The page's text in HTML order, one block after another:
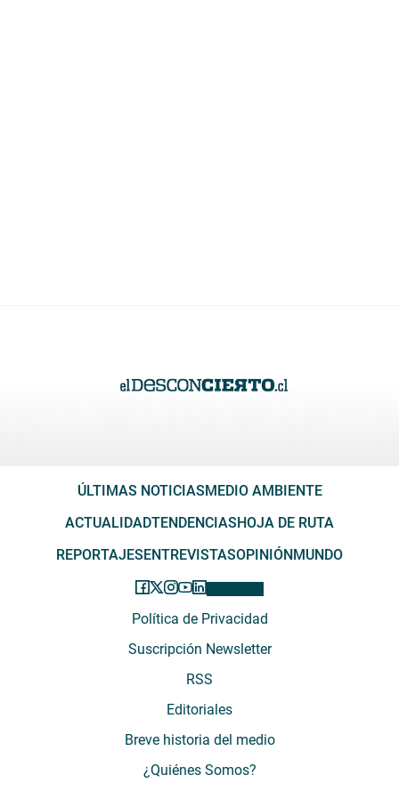
ÚLTIMAS NOTICIASMEDIO AMBIENTE
ACTUALIDADTENDENCIASHOJA DE RUTA
REPORTAJESENTREVISTASOPINIÓNMUNDO
Política de Privacidad
Suscripción Newsletter
RSS
Editoriales
Breve historia del medio
¿Quiénes Somos?